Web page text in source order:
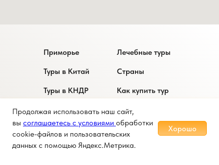
Продолжая использовать наш сайт,
вы соглашаетесь с условиями обработки
cookie-файлов и пользовательских
данных с помощью Яндекс.Метрика.
Хорошо
Приморье
Страны
О компании
+7 (800) 770-72-99
Контакты
Услуги
Как купить тур
Туры в Китай
Туры в КНДР
Лечебные туры